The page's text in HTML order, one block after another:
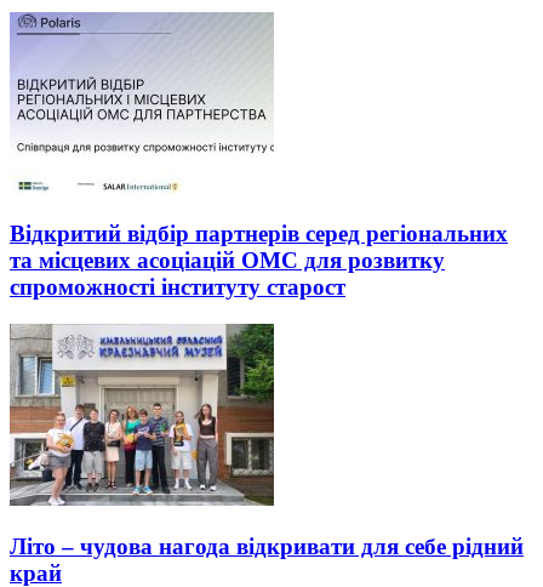
Відкритий відбір партнерів серед регіональних
та місцевих асоціацій ОМС для розвитку
спроможності інституту старост
Літо – чудова нагода відкривати для себе рідний
край